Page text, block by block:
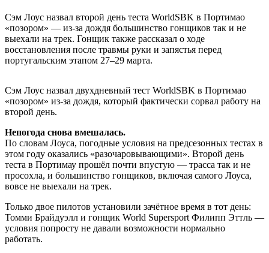
Сэм Лоус назвал второй день теста WorldSBK в Портимао
«позором» — из-за дождя большинство гонщиков так и не
выехали на трек. Гонщик также рассказал о ходе
восстановления после травмы руки и запястья перед
португальским этапом 27–29 марта.
Сэм Лоус назвал двухдневный тест WorldSBK в Портимао
«позором» из-за дождя, который фактически сорвал работу на
второй день.
Непогода снова вмешалась.
По словам Лоуса, погодные условия на предсезонных тестах в
этом году оказались «разочаровывающими». Второй день
теста в Портимау прошёл почти впустую — трасса так и не
просохла, и большинство гонщиков, включая самого Лоуса,
вовсе не выехали на трек.
Только двое пилотов установили зачётное время в тот день:
Томми Брайдуэлл и гонщик World Supersport Филипп Эттль —
условия попросту не давали возможности нормально
работать.